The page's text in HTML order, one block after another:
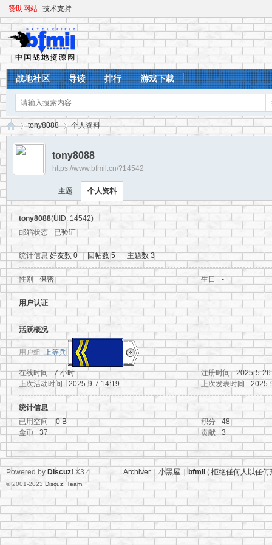
赞助网站 技术支持
战地社区 导读 排行 游戏下载
地
资
›
tony8088 个人资料
tony8088
https://www.bfmil.cn/?14542
主题 个人资料
tony8088(UID: 14542)
邮箱状态
已验证
统计信息 好友数 0 | 回帖数 5 | 主题数 3
性别 保密 生日 -
用户认证
活跃概况
用户组 上等兵
在线时间 7 小时 注册时间
2025-5-26
上次活动时间
2025-9-7 14:19 上次发表时间 2025-
统计信息
已用空间
0 B 积分
48
金币
37 贡献 3
Archiver | 小黑屋 | bfmil(拒绝任何人以任
Powered byDiscuz! X3.4
© 2001-2023Discuz! Team.